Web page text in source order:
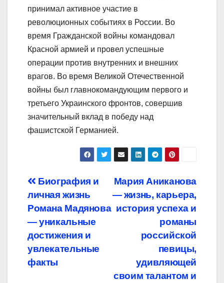
принимал активное участие в
революционных событиях в России. Во
время Гражданской войны командовал
Красной армией и провел успешные
операции против внутренних и внешних
врагов. Во время Великой Отечественной
войны был главнокомандующим первого и
третьего Украинского фронтов, совершив
значительный вклад в победу над
фашистской Германией.
Навигация
по
записям
Мария Аниканова
— жизнь, карьера,
история успеха и
романы
российской
певицы,
удивляющей
своим талантом и
Биография и
личная жизнь
Романа Мадянова
— уникальные
достижения и
увлекательные
факты